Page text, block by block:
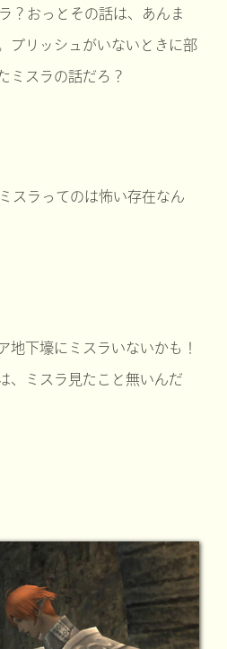
おっとその話は、あんま
プリッシュがいないときに部
ミスラの話だろ？
スラってのは怖い存在なん
地下壕にミスラいないかも！
、ミスラ見たこと無いんだ